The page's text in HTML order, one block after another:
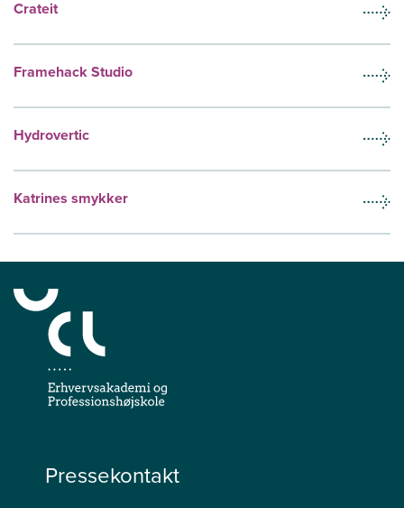
Crateit
Framehack Studio
Hydrovertic
Katrines smykker
Pressekontakt